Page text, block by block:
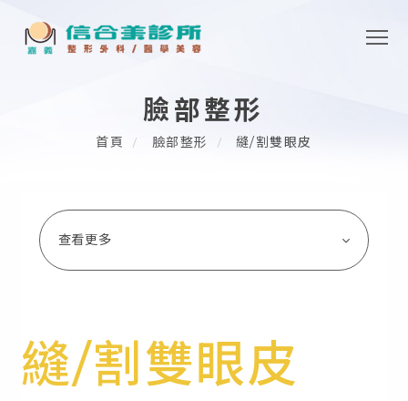
臉部整形
首頁 臉部整形 縫/割雙眼皮
查看更多
縫/割雙眼皮